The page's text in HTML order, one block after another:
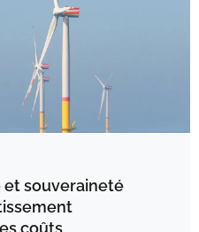
et souveraineté
coûts